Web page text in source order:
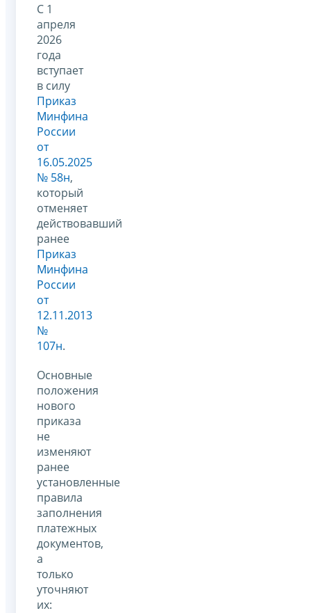
С 1
апреля
2026
года
вступает
в силу
Приказ
Минфина
России
от
16.05.2025
№ 58н,
который
отменяет
действовавший
ранее
Приказ
Минфина
России
от
12.11.2013
№
107н.
Основные
положения
нового
приказа
не
изменяют
ранее
установленные
правила
заполнения
платежных
документов,
а
только
уточняют
их: